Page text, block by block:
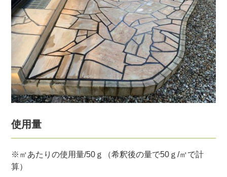
使用量
※㎡あたりの使用量/50ｇ（希釈後の量で50ｇ/㎡で計
算）